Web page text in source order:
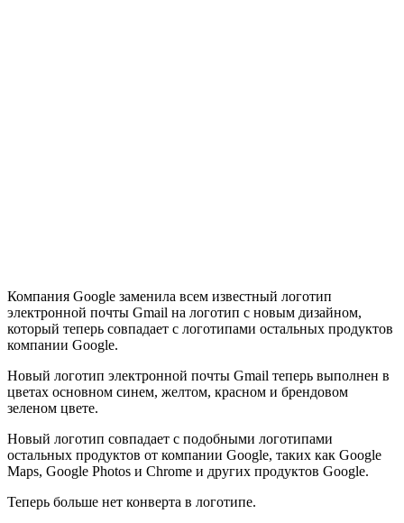
Компания Google заменила всем известный логотип
электронной почты Gmail на логотип с новым дизайном,
который теперь совпадает с логотипами остальных продуктов
компании Google.
Новый логотип электронной почты Gmail теперь выполнен в
цветах основном синем, желтом, красном и брендовом
зеленом цвете.
Новый логотип совпадает с подобными логотипами
остальных продуктов от компании Google, таких как Google
Maps, Google Photos и Chrome и других продуктов Google.
Теперь больше нет конверта в логотипе.